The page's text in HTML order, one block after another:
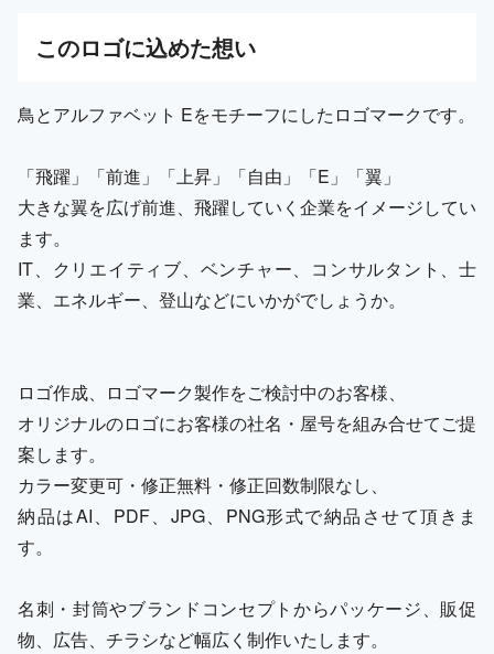
このロゴに込めた想い
鳥とアルファベット Eをモチーフにしたロゴマークです。
「飛躍」「前進」「上昇」「自由」「E」「翼」
大きな翼を広げ前進、飛躍していく企業をイメージしてい
ます。
IT、クリエイティブ、ベンチャー、コンサルタント、士
業、エネルギー、登山などにいかがでしょうか。
ロゴ作成、ロゴマーク製作をご検討中のお客様、
オリジナルのロゴにお客様の社名・屋号を組み合せてご提
案します。
カラー変更可・修正無料・修正回数制限なし、
納品はAI、PDF、JPG、PNG形式で納品させて頂きま
す。
名刺・封筒やブランドコンセプトからパッケージ、販促
物、広告、チラシなど幅広く制作いたします。